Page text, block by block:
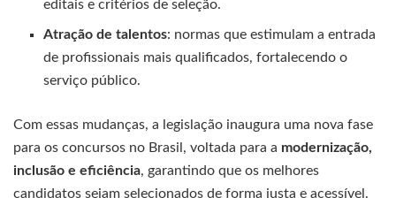
editais e critérios de seleção.
Atração de talentos: normas que estimulam a entrada
de profissionais mais qualificados, fortalecendo o
serviço público.
Com essas mudanças, a legislação inaugura uma nova fase
para os concursos no Brasil, voltada para a modernização,
inclusão e eficiência, garantindo que os melhores
candidatos sejam selecionados de forma justa e acessível.